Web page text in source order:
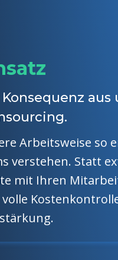
Arbeitsweise so
verstehen. Statt
mit Ihren